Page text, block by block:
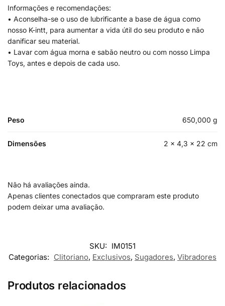
Informações e recomendações:
• Aconselha-se o uso de lubrificante a base de água como
nosso K-intt, para aumentar a vida útil do seu produto e não
danificar seu material.
• Lavar com água morna e sabão neutro ou com nosso Limpa
Toys, antes e depois de cada uso.
Peso 650,000 g
Dimensões 2 × 4,3 × 22 cm
Não há avaliações ainda.
Apenas clientes conectados que compraram este produto
podem deixar uma avaliação.
SKU: IM0151
Categorias: Clitoriano, Exclusivos, Sugadores, Vibradores
Produtos relacionados